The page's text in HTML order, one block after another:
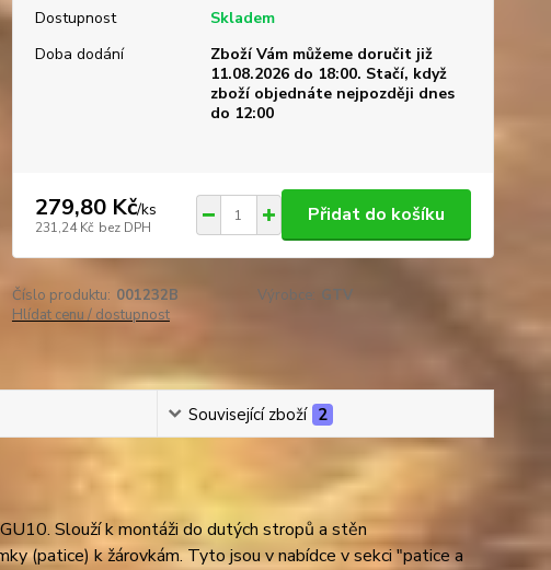
Dostupnost
Skladem
Doba dodání
Zboží Vám můžeme doručit již
11.08.2026 do 18:00. Stačí, když
zboží objednáte nejpozději dnes
do 12:00
279,80 Kč/ks
231,24 Kč bez DPH
Přidat do košíku
Číslo produktu: 001232B Výrobce: GTV
Hlídat cenu / dostupnost
Související zboží 2
Slouží k montáži do dutých stropů a stěn
(patice) k žárovkám. Tyto jsou v nabídce v sekci "patice a